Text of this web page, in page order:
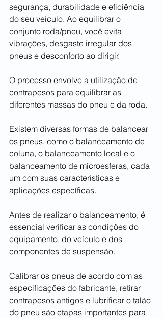
segurança, durabilidade e eficiência
do seu veículo. Ao equilibrar o
conjunto roda/pneu, você evita
vibrações, desgaste irregular dos
pneus e desconforto ao dirigir.
O processo envolve a utilização de
contrapesos para equilibrar as
diferentes massas do pneu e da roda.
Existem diversas formas de balancear
os pneus, como o balanceamento de
coluna, o balanceamento local e o
balanceamento de microesferas, cada
um com suas características e
aplicações específicas.
Antes de realizar o balanceamento, é
essencial verificar as condições do
equipamento, do veículo e dos
componentes de suspensão.
Calibrar os pneus de acordo com as
especificações do fabricante, retirar
contrapesos antigos e lubrificar o talão
do pneu são etapas importantes para